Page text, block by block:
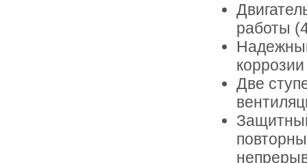
работы
коррозии
Две